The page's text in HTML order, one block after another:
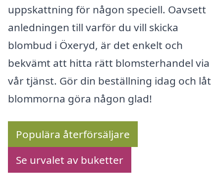
uppskattning för någon speciell. Oavsett
anledningen till varför du vill skicka
blombud i Öxeryd, är det enkelt och
bekvämt att hitta rätt blomsterhandel via
vår tjänst. Gör din beställning idag och låt
blommorna göra någon glad!
Populära återförsäljare
Se urvalet av buketter